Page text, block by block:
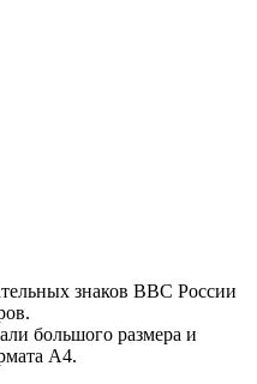
знаков ВВС России
большого размера и
А4.